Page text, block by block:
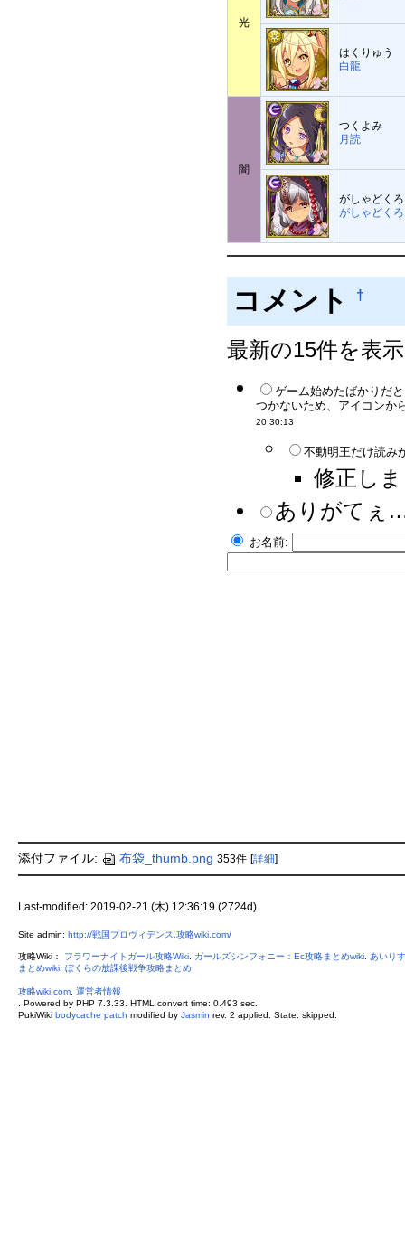
光
はくりゅう
白龍
闇
つくよみ
月読
がしゃどくろ
がしゃどくろ
コメント †
最新の15件を表
ゲーム始めたばかりだ
つかないため、アイコンか
20:30:13
不動明王だけ読み
修正し
ありがて
お名前:
添付ファイル: 布袋_thumb.png 353件 [詳細]
Last-modified: 2019-02-21 (木) 12:36:19 (2724d)
Site admin: http://戦国プロヴィデンス.攻略wiki.com/
攻略Wiki： フラワーナイトガール攻略Wiki. ガールズシンフォニー：Ec攻略まとめwiki. あいり
まとめwiki. ぼくらの放課後戦争攻略まとめ
攻略wiki.com. 運営者情報
. Powered by PHP 7.3.33. HTML convert time: 0.493 sec.
PukiWiki bodycache patch modified by Jasmin rev. 2 applied. State: skipped.